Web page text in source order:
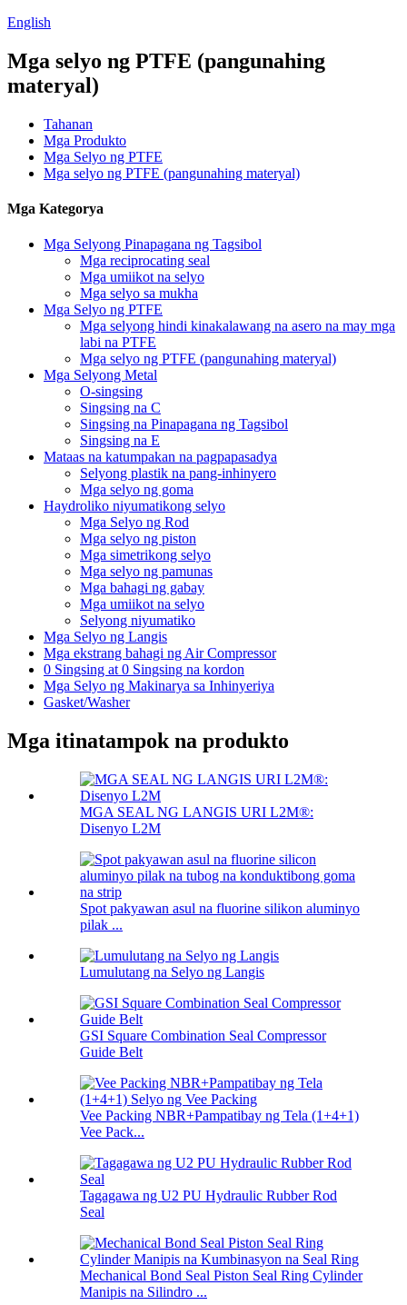
English
Mga selyo ng PTFE (pangunahing
materyal)
Tahanan
Mga Produkto
Mga Selyo ng PTFE
Mga selyo ng PTFE (pangunahing materyal)
Mga Kategorya
Mga Selyong Pinapagana ng Tagsibol
Mga reciprocating seal
Mga umiikot na selyo
Mga selyo sa mukha
Mga Selyo ng PTFE
Mga selyong hindi kinakalawang na asero na may mga
labi na PTFE
Mga selyo ng PTFE (pangunahing materyal)
Mga Selyong Metal
O-singsing
Singsing na C
Singsing na Pinapagana ng Tagsibol
Singsing na E
Mataas na katumpakan na pagpapasadya
Selyong plastik na pang-inhinyero
Mga selyo ng goma
Haydroliko niyumatikong selyo
Mga Selyo ng Rod
Mga selyo ng piston
Mga simetrikong selyo
Mga selyo ng pamunas
Mga bahagi ng gabay
Mga umiikot na selyo
Selyong niyumatiko
Mga Selyo ng Langis
Mga ekstrang bahagi ng Air Compressor
0 Singsing at 0 Singsing na kordon
Mga Selyo ng Makinarya sa Inhinyeriya
Gasket/Washer
Mga itinatampok na produkto
MGA SEAL NG LANGIS URI L2M®:
Disenyo L2M
Spot pakyawan asul na fluorine silikon aluminyo
pilak ...
Lumulutang na Selyo ng Langis
GSI Square Combination Seal Compressor
Guide Belt
Vee Packing NBR+Pampatibay ng Tela (1+4+1)
Vee Pack...
Tagagawa ng U2 PU Hydraulic Rubber Rod
Seal
Mechanical Bond Seal Piston Seal Ring Cylinder
Manipis na Silindro ...